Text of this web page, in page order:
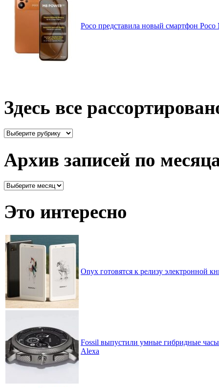
Poco представила новый смартфон
Здесь все
Здесь
Архив записей по
Архив
месяцам
Это интересно
Onyx готовятся к релизу электронной
Fossil выпустили умные гибридные
Alexa